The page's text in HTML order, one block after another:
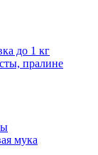
до 1 кг
пралине
мука